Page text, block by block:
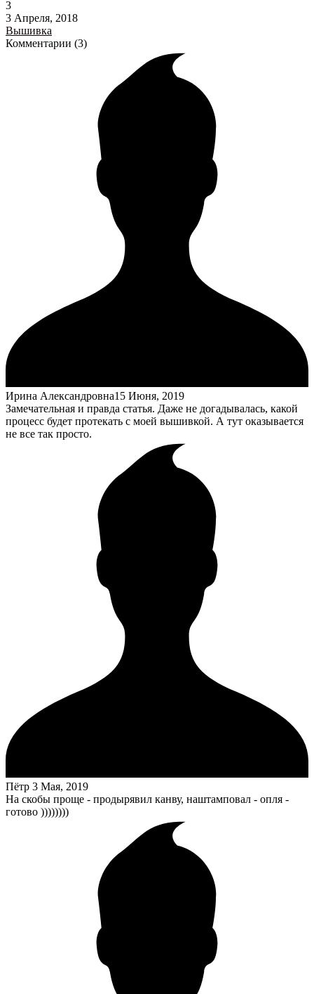
3
3 Апреля, 2018
Вышивка
Комментарии (3)
Ирина Александровна15 Июня, 2019
Замечательная и правда статья. Даже не догадывалась, какой
процесс будет протекать с моей вышивкой. А тут оказывается
не все так просто.
Пётр 3 Мая, 2019
На скобы проще - продырявил канву, наштамповал - опля -
готово ))))))))